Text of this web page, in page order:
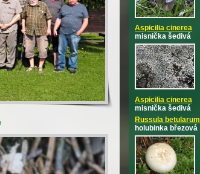
Aspicilia cinerea
misnička šedivá
Aspicilia cinerea
misnička šedivá
Russula betularum
holubinka březová